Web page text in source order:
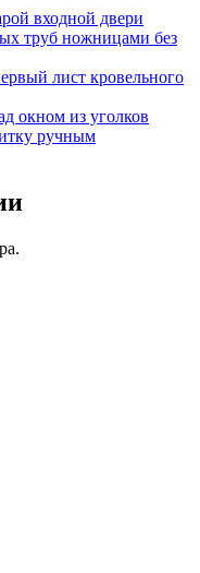
входной двери
труб ножницами без
лист кровельного
окном из уголков
ручным